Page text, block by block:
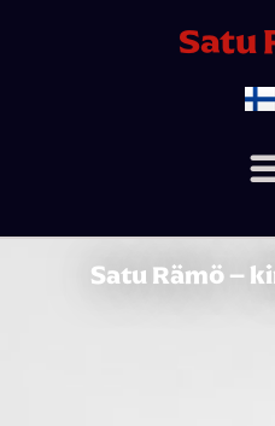
Satu
Satu Rämö –